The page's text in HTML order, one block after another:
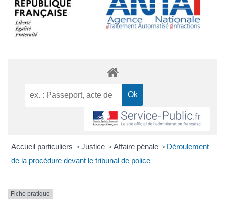
Accueil particuliers > Justice > Affaire pénale > Déroulement
de la procédure devant le tribunal de police
Fiche pratique